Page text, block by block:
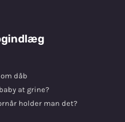
dåb
at grine?
holder man det?